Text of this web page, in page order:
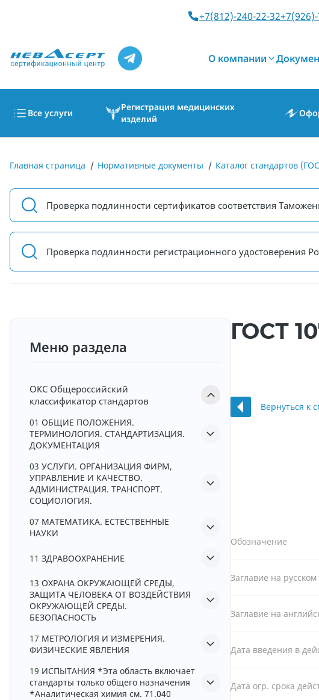
+7(812)-240-22-32
О компании
Все услуги
Регистрация медицинских
изделий
Главная страница / Нормативные документы / Каталог стандартов
Проверка подлинности сертификатов соответствия
Проверка подлинности регистрационного удостоверения
Меню раздела
ОКС Общероссийский
классификатор стандартов
01 ОБЩИЕ ПОЛОЖЕНИЯ.
ТЕРМИНОЛОГИЯ. СТАНДАРТИЗАЦИЯ.
ДОКУМЕНТАЦИЯ
03 УСЛУГИ. ОРГАНИЗАЦИЯ ФИРМ,
УПРАВЛЕНИЕ И КАЧЕСТВО.
АДМИНИСТРАЦИЯ. ТРАНСПОРТ.
СОЦИОЛОГИЯ.
07 МАТЕМАТИКА. ЕСТЕСТВЕННЫЕ
НАУКИ
11 ЗДРАВООХРАНЕНИЕ
13 ОХРАНА ОКРУЖАЮЩЕЙ СРЕДЫ,
ЗАЩИТА ЧЕЛОВЕКА ОТ ВОЗДЕЙСТВИЯ
ОКРУЖАЮЩЕЙ СРЕДЫ.
БЕЗОПАСНОСТЬ
17 МЕТРОЛОГИЯ И ИЗМЕРЕНИЯ.
ФИЗИЧЕСКИЕ ЯВЛЕНИЯ
19 ИСПЫТАНИЯ *Эта область включает
стандарты только общего назначения
*Аналитическая химия см. 71.040
ГОСТ
Вернуться к
Обозначение
Заглавие на
Заглавие на
Дата введения в
Дата огр. срока